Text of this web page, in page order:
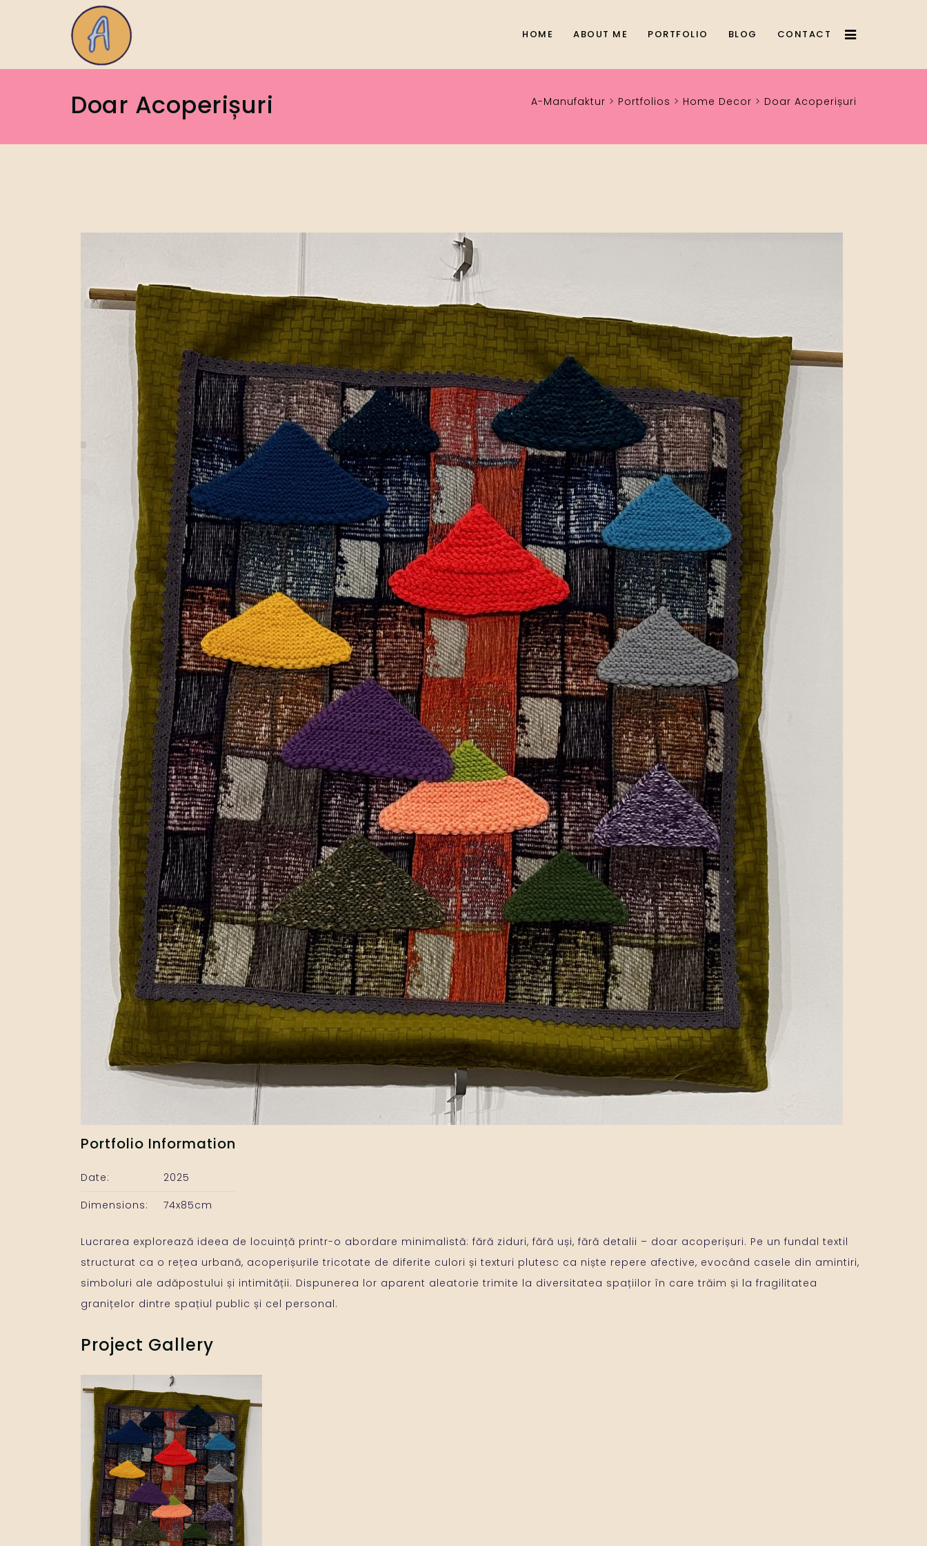
HOME ABOUT ME PORTFOLIO BLOG CONTACT
Doar Acoperișuri A-Manufaktur > Portfolios > Home Decor > Doar Acoperișuri
Portfolio Information
Date:
2025
Dimensions:
74x85cm
Lucrarea explorează ideea de locuință printr-o abordare minimalistă: fără ziduri, fără uși, fără detalii – doar acoperișuri. Pe un fundal textil
structurat ca o rețea urbană, acoperișurile tricotate de diferite culori și texturi plutesc ca niște repere afective, evocând casele din amintiri,
simboluri ale adăpostului și intimității. Dispunerea lor aparent aleatorie trimite la diversitatea spațiilor în care trăim și la fragilitatea
granițelor dintre spațiul public și cel personal.
Project Gallery